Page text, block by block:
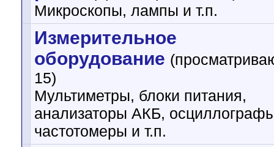
Микроскопы, лампы и т.п.
Измерительное
оборудование
15)
Мультиметры, блоки питания,
анализаторы АКБ,
частотомеры и т.п.